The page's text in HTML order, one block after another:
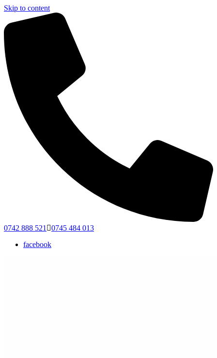
Skip to content
0742 888 521
0745 484 013
facebook